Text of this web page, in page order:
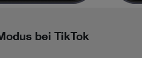
bei TikTok